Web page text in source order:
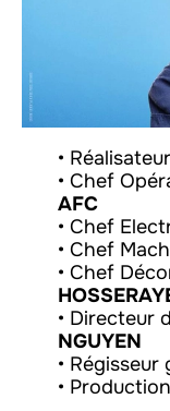
•
• Chef
AFC
• Chef
• Chef
• Chef
• Directeur
NGUYEN
• Régisseur
•